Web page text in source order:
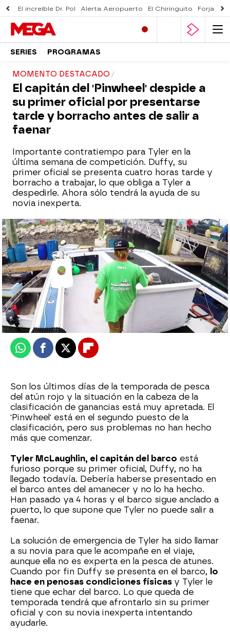
El increíble Dr. Pol Alerta Aeropuerto El Chiringuito Forjado
SERIES PROGRAMAS
MOMENTO DESTACADO
El capitán del 'Pinwheel' despide a
su primer oficial por presentarse
tarde y borracho antes de salir a
faenar
Importante contratiempo para Tyler en la
última semana de competición. Duffy, su
primer oficial se presenta cuatro horas tarde y
borracho a trabajar, lo que obliga a Tyler a
despedirle. Ahora sólo tendrá la ayuda de su
novia inexperta.
mega
Publicado: 07 de marzo de 2025, 18:00
WhatsappFacebook
X Flipboard
Son los últimos días de la temporada de pesca
del atún rojo y la situación en la cabeza de la
clasificación de ganancias está muy apretada. El
'Pinwheel' está en el segundo puesto de la
clasificación, pero sus problemas no han hecho
más que comenzar.
Tyler McLaughlin, el capitán del barco está
furioso porque su primer oficial, Duffy, no ha
llegado todavía. Debería haberse presentado en
el barco antes del amanecer y no lo ha hecho.
Han pasado ya 4 horas y el barco sigue anclado a
puerto, lo que supone que Tyler no puede salir a
faenar.
La solución de emergencia de Tyler ha sido llamar
a su novia para que le acompañe en el viaje,
aunque ella no es experta en la pesca de atunes.
Cuando por fin Duffy se presenta en el barco, lo
hace en penosas condiciones físicas y Tyler le
tiene que echar del barco. Lo que queda de
temporada tendrá que afrontarlo sin su primer
oficial y con su novia inexperta intentando
ayudarle.